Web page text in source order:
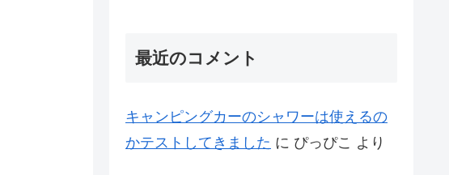
最近のコメント
キャンピングカーのシャワーは使えるの
かテストしてきました に ぴっぴこ より